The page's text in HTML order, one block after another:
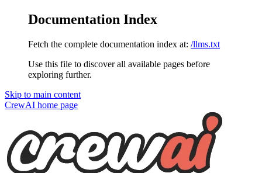
Documentation Index
Fetch the complete documentation index at: /llms.txt
Use this file to discover all available pages before
exploring further.
Skip to main content
CrewAI home page